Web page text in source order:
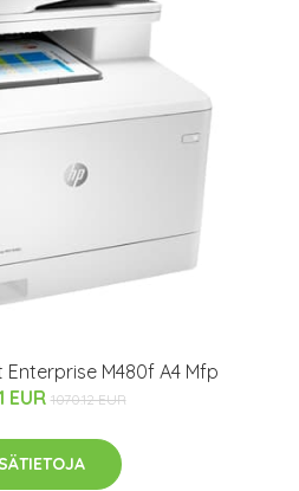
M480f A4 Mfp
EUR 1070.12 EUR